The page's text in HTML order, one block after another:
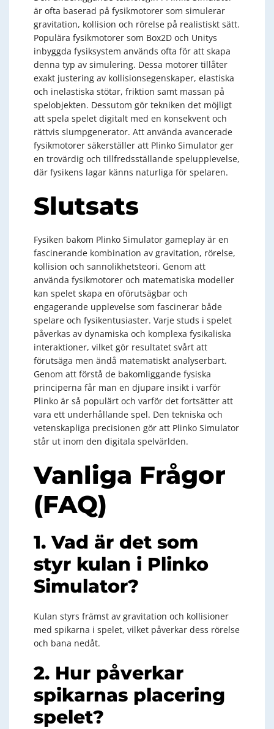
är ofta baserad på fysikmotorer som simulerar
gravitation, kollision och rörelse på realistiskt sätt.
Populära fysikmotorer som Box2D och Unitys
inbyggda fysiksystem används ofta för att skapa
denna typ av simulering. Dessa motorer tillåter
exakt justering av kollisionsegenskaper, elastiska
och inelastiska stötar, friktion samt massan på
spelobjekten. Dessutom gör tekniken det möjligt
att spela spelet digitalt med en konsekvent och
rättvis slumpgenerator. Att använda avancerade
fysikmotorer säkerställer att Plinko Simulator ger
en trovärdig och tillfredsställande spelupplevelse,
där fysikens lagar känns naturliga för spelaren.
Slutsats
Fysiken bakom Plinko Simulator gameplay är en
fascinerande kombination av gravitation, rörelse,
kollision och sannolikhetsteori. Genom att
använda fysikmotorer och matematiska modeller
kan spelet skapa en oförutsägbar och
engagerande upplevelse som fascinerar både
spelare och fysikentusiaster. Varje studs i spelet
påverkas av dynamiska och komplexa fysikaliska
interaktioner, vilket gör resultatet svårt att
förutsäga men ändå matematiskt analyserbart.
Genom att förstå de bakomliggande fysiska
principerna får man en djupare insikt i varför
Plinko är så populärt och varför det fortsätter att
vara ett underhållande spel. Den tekniska och
vetenskapliga precisionen gör att Plinko Simulator
står ut inom den digitala spelvärlden.
Vanliga Frågor
(FAQ)
1. Vad är det som
styr kulan i Plinko
Simulator?
Kulan styrs främst av gravitation och kollisioner
med spikarna i spelet, vilket påverkar dess rörelse
och bana nedåt.
2. Hur påverkar
spikarnas placering
spelet?